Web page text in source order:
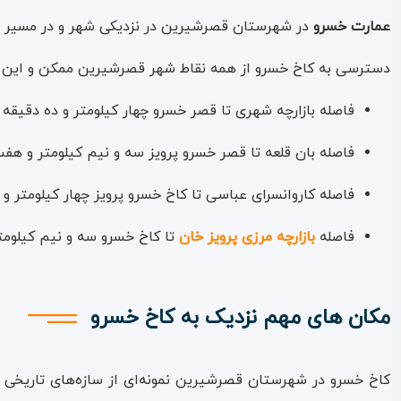
(سایکس، پرسی. ۱۳۰۹. تاریخ ایران. ترجمه سید محمد تقی فخرداعی گیلانی. چاپ سوم. انگلستان).
کاخ شیرین روی سکو – پایه‌ای به ‌بلندای حدود هشت ‌متر بنا
دستگاه خسرو پرویز، برای دادخواهی، عرض عریضه‌ها، شکایات،
قصر خسرو شیرین در باغستانی بزرگ و با طولی بیش از سیصد
در ضلع شرقی عمارت، دو ردیف پلکان وجود دارد که منتهی به
از این ایوان، دالانی (دهلیزی، کولیدوری) جدا شده و تا انتهای
این اتاق دفتر کار و رسیدگی به امور پادشاه بوده است.
عمارت خسرو در شهرستان قصرشیرین در نزدیکی شهر و در مسیر
دسترسی به کاخ خسرو از همه نقاط شهر قصرشیرین ممکن و این
فاصله بازارچه شهری تا قصر خسرو چهار کیلومتر و ده
فاصله بان قلعه تا قصر خسرو پرویز سه و نیم کیلومتر و
فاصله کاروانسرای عباسی تا کاخ خسرو پرویز چهار
فاصله بازارچه مرزی پرویز خان تا کاخ خسرو سه و نیم
مکان های مهم نزدیک به کاخ خسرو
کاخ خسرو در شهرستان قصرشیرین نمونه‌ای از سازه‌های